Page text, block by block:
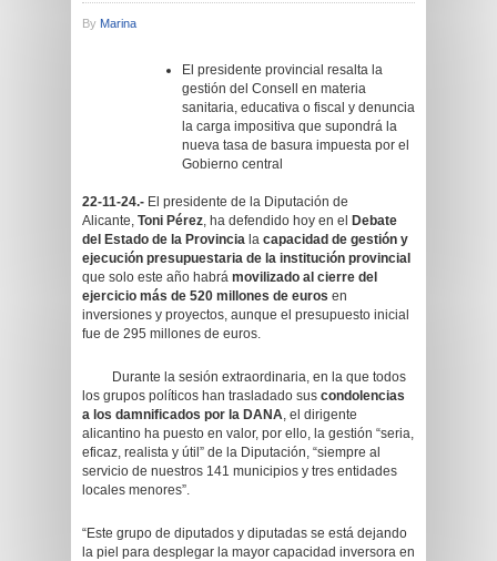
By Marina
El presidente provincial resalta la
gestión del Consell en materia
sanitaria, educativa o fiscal y denuncia
la carga impositiva que supondrá la
nueva tasa de basura impuesta por el
Gobierno central
22-11-24.- El presidente de la Diputación de
Alicante, Toni Pérez, ha defendido hoy en el
Debate
del Estado de la Provincia la capacidad de gestión y
ejecución presupuestaria de la institución provincial
que solo este año habrá movilizado al cierre del
ejercicio más de 520 millones de euros en
inversiones y proyectos, aunque el presupuesto inicial
fue de 295 millones de euros.
Durante la sesión extraordinaria, en la que todos
los grupos políticos han trasladado sus condolencias
a los damnificados por la DANA, el dirigente
alicantino ha puesto en valor, por ello, la gestión “seria,
eficaz, realista y útil” de la Diputación, “siempre al
servicio de nuestros 141 municipios y tres entidades
locales menores”.
“Este grupo de diputados y diputadas se está dejando
la piel para desplegar la mayor capacidad inversora en